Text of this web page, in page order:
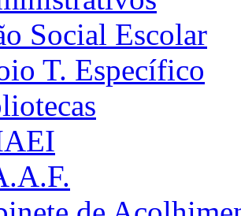
Social Escolar
T. Específico